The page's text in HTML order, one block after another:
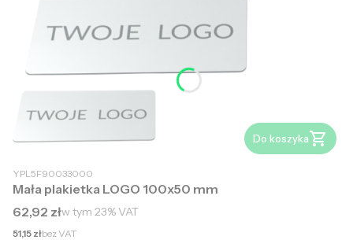
Do koszyka
YPL5F90033000
Mała plakietka LOGO 100x50 mm
Cena brutto
62,92 złw tym 23%VAT
Cena netto
51,15 złbez VAT